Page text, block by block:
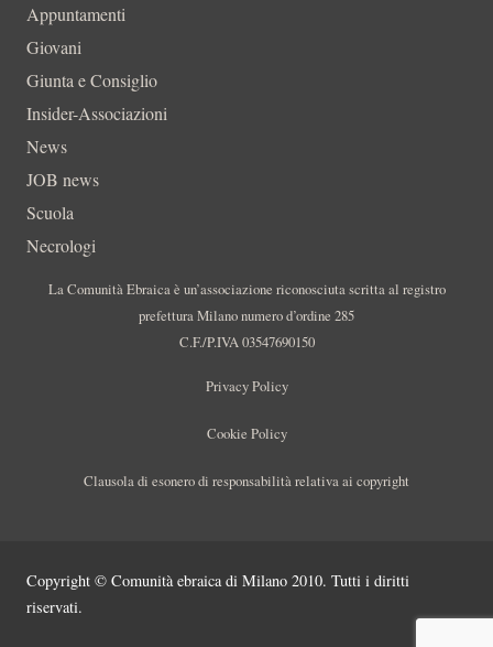
Appuntamenti
Giovani
Giunta e Consiglio
Insider-Associazioni
News
JOB news
Scuola
Necrologi
La Comunità Ebraica è un’associazione riconosciuta scritta al registro
prefettura Milano numero d’ordine 285
C.F./P.IVA 03547690150
Privacy Policy
Cookie Policy
Clausola di esonero di responsabilità relativa ai copyright
Copyright © Comunità ebraica di Milano 2010. Tutti i diritti
riservati.